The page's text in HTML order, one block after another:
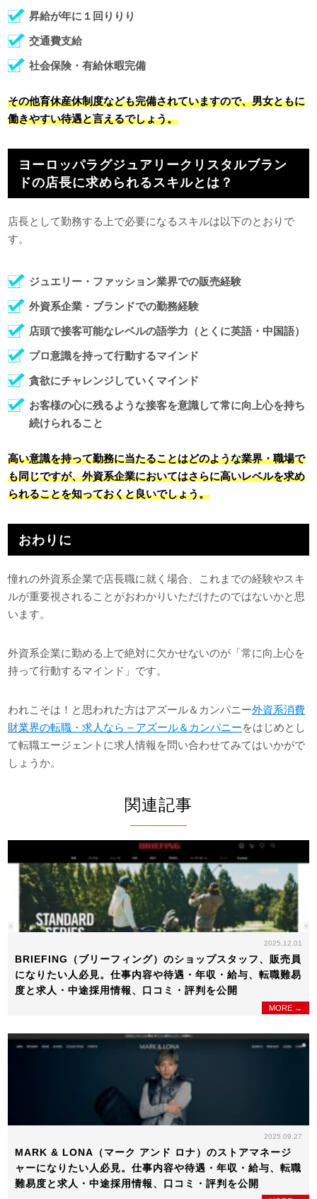
昇給が年に１回りりり
交通費支給
社会保険・有給休暇完備
その他育休産休制度なども完備されていますので、男女ともに
働きやすい待遇と言えるでしょう。
ヨーロッパラグジュアリークリスタルブラン
ドの店長に求められるスキルとは？
店長として勤務する上で必要になるスキルは以下のとおりで
す。
ジュエリー・ファッション業界での販売経験
外資系企業・ブランドでの勤務経験
店頭で接客可能なレベルの語学力（とくに英語・中国語）
プロ意識を持って行動するマインド
貪欲にチャレンジしていくマインド
お客様の心に残るような接客を意識して常に向上心を持ち
続けられること
高い意識を持って勤務に当たることはどのような業界・職場で
も同じですが、外資系企業においてはさらに高いレベルを求め
られることを知っておくと良いでしょう。
おわりに
憧れの外資系企業で店長職に就く場合、これまでの経験やスキ
ルが重要視されることがおわかりいただけたのではないかと思
います。
外資系企業に勤める上で絶対に欠かせないのが「常に向上心を
持って行動するマインド」です。
われこそは！と思われた方はアズール＆カンパニー外資系消費
財業界の転職・求人なら – アズール＆カンパニーをはじめとし
て転職エージェントに求人情報を問い合わせてみてはいかがで
しょうか。
関連記事
2025.12.01
BRIEFING（ブリーフィング）のショップスタッフ、販売員
になりたい人必見。仕事内容や待遇・年収・給与、転職難易
度と求人・中途採用情報、口コミ・評判を公開
MORE →
2025.09.27
MARK & LONA（マーク アンド ロナ）のストアマネージ
ャーになりたい人必見。仕事内容や待遇・年収・給与、転職
難易度と求人・中途採用情報、口コミ・評判を公開